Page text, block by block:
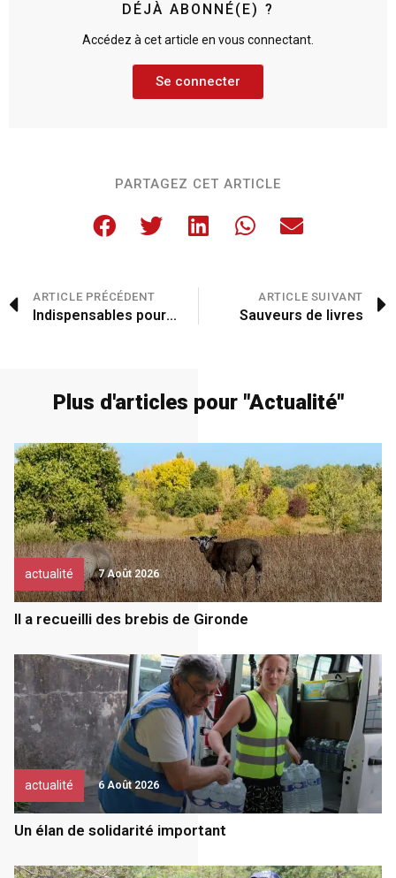
DÉJÀ ABONNÉ(E) ?
Accédez à cet article en vous connectant.
Se connecter
PARTAGEZ CET ARTICLE
ARTICLE PRÉCÉDENT
Indispensables pour la faune sauvage
ARTICLE SUIVANT
Sauveurs de livres
Plus d'articles pour "Actualité"
actualité 7 Août 2026
Il a recueilli des brebis de Gironde
actualité 6 Août 2026
Un élan de solidarité important